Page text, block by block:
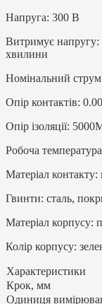
Напруга: 300 В
Витримує напругу:
хвилини
Номінальний
Опір контактів:
Опір ізоляції:
Робоча
Матеріал
Гвинти: сталь,
Матеріал корпусу:
Колір корпусу:
Характеристики
Крок, мм
Одиниця